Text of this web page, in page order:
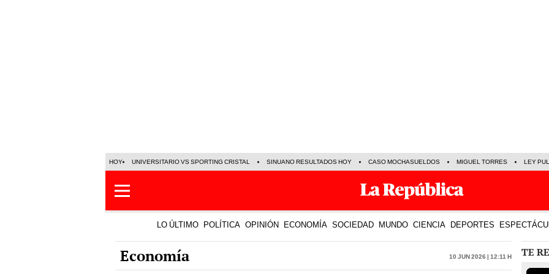
HOY UNIVERSITARIO VS SPORTING CRISTAL SINUANO RESULTADOS HOY CASO MOCHASUELDOS MIGUEL TORRES LEY
LO ÚLTIMO POLÍTICA OPINIÓN ECONOMÍA SOCIEDAD MUNDO CIENCIA DEPORTES
Economía 10 Jun 2026 | 12:11 h TE